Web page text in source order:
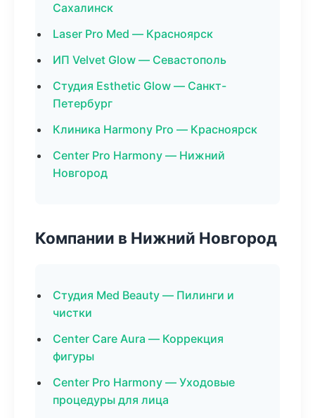
Сахалинск
Laser Pro Med — Красноярск
ИП Velvet Glow — Севастополь
Студия Esthetic Glow — Санкт-
Петербург
Клиника Harmony Pro — Красноярск
Center Pro Harmony — Нижний
Новгород
Компании в Нижний Новгород
Студия Med Beauty — Пилинги и
чистки
Center Care Aura — Коррекция
фигуры
Center Pro Harmony — Уходовые
процедуры для лица